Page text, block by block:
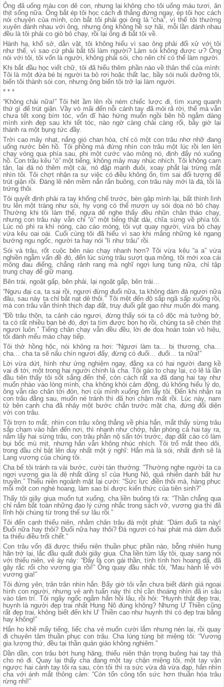
Ông đã uống máu con dê con, nhưng lại không cho tôi uống máu tươi, ăn
thịt sống nữa. Ông bắt ép tôi học cách đi thẳng đứng ngay, ép tôi học cách
nói chuyện của mình, còn bắt tôi phải gọi ông là “cha”, vì thế tôi thường
xuyên đánh nhau với ông, nhưng ông không hề sợ hãi, mỗi lần đánh nhau
đều là tôi phải co giò bỏ chạy, rồi lại ông đi bắt tôi về.
Hành hạ, khổ sở, dằn vặt, tôi không hiểu vì sao ông phải đối xử với tôi
như thế, vì sao cứ phải bắt tôi làm người? Làm sói không được ư? Ông
nói với tôi, tôi vốn là người, không phải sói, cho nên chỉ có thể làm người.
Khi bắt đầu học viết chữ, tôi đã hiểu thêm phần nào về thân thế của mình:
Tôi là một đứa bé bị người ta bỏ rơi hoặc thất lạc, bầy sói nuôi dưỡng tôi,
biến tôi thành sói con, nhưng ông biến tôi trở lại làm người.
* * *
“Không chải nữa!” Tôi hét ầm lên rồi ném chiếc lược đi, tìm xung quanh
thứ gì để trút giận. Vầy vò mãi đến nỗi cánh tay đã mỏi rã rời, thế mà vẫn
chưa tết xong bím tóc, vốn dĩ hào hứng muốn ngồi bên hồ ngắm dáng
mình xinh đẹp sau khi tết tóc, nào ngờ càng chải càng rối, bây giờ lại
thành ra một bụng tức đầy.
Trời cao mây nhạt, nắng gió chan hòa, chỉ có một con trâu nhơ nhỡ đang
uống nước bên hồ. Tôi phồng má đứng nhìn con trâu một lúc rồi len lén
chạy vòng qua phía sau, phi một cước vào mông nó, định đẩy nó xuống
hồ. Con trâu kêu “ò” một tiếng, không mảy may nhúc nhích. Tôi không cam
tân, lại đá nó thêm một cái, nó đập mạnh đuôi, xoay phắt lại trừng mắt
nhìn tôi. Tôi chợt nhận ra sự việc có điều không ổn, tìm sai đối tượng để
trút giận rồi. Đáng lẽ nên mềm nắn rắn buông, con trâu này mới là đá, tôi là
trứng thôi.
Tôi quyết định phải ra tay khống chế trước, bèn gập mình lại, bất thình lình
tru lên một tràng như sói, hy vọng có thể mượn uy sói dọa nó bỏ chạy.
Thường khi tôi làm thế, ngựa dê nghe thấy đều nhũn chân tháo chạy,
nhưng con trâu này vẫn chỉ “ò” một tiếng thật dài, chĩa sừng về phía tôi.
Lúc nó phì ra khí nóng, cào cào móng, tôi vụt quay người, vừa bỏ chạy
vừa kêu oai oái. Cuối cùng tôi đã hiểu vì sao khi mắng những kẻ ngang
bướng ngu ngốc, người ta hay nói “lì như trâu” rồi.
Sói và trâu, rốt cuộc bên nào chạy nhanh hơn? Tôi vừa kêu “a a” vừa
nghiền ngẫm vấn đề đó, đến lúc sừng trâu sượt qua mông, tôi mới xoa cái
mông đau điếng, chẳng rảnh rang mà nghĩ ngợi lung tung nữa, chỉ tập
trung chạy để giữ mạng.
Bên trái, ngoặt gấp, bên phải, lại ngoặt gấp, bên trái…
“Ngưu đại ca, ta sai rồi, ngươi đừng đuổi nữa, ta không dám đá ngươi nữa
đâu, sau này ta chỉ bắt nạt dê thôi.” Tôi mệt đến độ sắp ngã sấp xuống rồi,
mà con trâu vẫn thình thịch đạp đất, truy đuổi gắt gao như muốn đòi mạng.
“Đồ trâu thộn, ta cảnh cáo ngươi, đừng thấy sói ta cô độc mà tưởng bở,
ta có rất nhiều bạn bè đó, đợi ta tìm được bọn họ rồi, chúng ta sẽ chén thịt
ngươi luôn.” Tiếng chân chạy vẫn đều đều, lời đe dọa hoàn toàn vô hiệu,
tôi đành mếu máo chạy tiếp.
Tôi thở hồng hộc, nói không ra hơi: “Ngươi làm ta… bị thương, cha…
cha… cha ta sẽ nấu chín ngươi đấy, đừng có đuổi… đuổi… ta nữa!”
Lời vừa dứt, hình như ứng nghiệm ngay, đằng xa có hai người đang kề
vai đi tới, một trong hai người chính là cha. Tôi gào to chạy lại, có lẽ là lần
đầu tiên thấy tôi sốt sắng đến thế, còn cách rất xa đã dang hai tay như
muốn nhào vào lòng mình, cha không khỏi cảm động, dù không hiểu lý do,
ông vẫn rảo chân tới đón, hơi cúi mình xuống ôm lấy tôi. Đến khi nhận ra
con trâu đằng sau, muốn né tránh thì đã hơi chậm mất rồi. Lúc này, nam
tử bên cạnh cha đã nhảy một bước chắn trước mặt cha, đứng đối diện
với con trâu.
Tôi trợn to mắt, nhìn con trâu xông thẳng về phía hắn, mắt thấy sừng trâu
sắp chạm vào hắn đến nơi, thì nhanh như chớp, hắn phóng cả hai tay ra,
nắm lấy hai sừng trâu, con trâu phẫn nộ sấn tới trước, đạp đất cào cỏ làm
bụi bốc mù mịt, nhưng hắn vẫn không nhúc nhích. Tôi trố mắt theo dõi,
trong đầu chỉ bật lên duy nhất một ý nghĩ: Hắn mà là sói, nhất định sẽ là
Lang vương của chúng tôi.
Cha bế tôi tránh ra vài bước, cười tán thưởng: “Thường nghe người ta ca
ngợi vương gia là đệ nhất dũng sĩ của Hung Nô, quả nhiên danh bất hư
truyền.” Thiếu niên ngoảnh mặt lại cười: “Sức lực điền thôi mà, hàng phục
mỗi một con nghé hoang, làm sao bì được kiến thức của tiên sinh?”
Thấy tôi giãy giụa muốn tụt xuống, cha liền buông tôi ra: “Thần chẳng qua
chỉ nắm bắt toàn những đạo lý cứng nhắc trong sách vở, vương gia thì đã
lĩnh hội chúng từ trong thế sự lâu rồi.”
Tôi đến cạnh thiếu niên, nhằm chân trâu đá một phát: “Dám đuổi ta này!
Đuổi nữa hay thôi? Đuổi nữa hay thôi? Đá ngươi có hai phát mà dám đuổi
ta thiếu điều trối chết.”
Con trâu vốn đã được thiếu niên thuần phục phần nào, bỗng nhiên hung
hãn trở lại, lắc đầu quất đuôi giãy giụa. Cha liền túm lấy tôi, quay sang nói
với thiếu niên, vẻ áy náy: “Đây là con gái thần, tính tình hơi hoang dã, đã
gây rắc rối cho vương gia rồi!” Ông quay đầu nhắc tôi, “Mau hành lễ với
vương gia!”
Tôi đứng yên, trân trân nhìn hắn. Bấy giờ tôi vẫn chưa biết đánh giá ngoại
hình con người, nhưng vẻ anh tuấn này thì chỉ cần thoáng nhìn đã in sâu
vào tâm trí. Tôi ngây ngốc ngắm hắn hồi lâu, rồi hỏi: “Huynh thật đẹp trai,
huynh là người đẹp trai nhất Hung Nô đúng không? Nhưng Ư Thiền cũng
rất đẹp trai, không biết đến khi Ư Thiền cao như huynh thì có đẹp trai bằng
hay không!”
Hắn ho khẽ mấy tiếng, liếc cha vẻ muốn cười lắm nhưng nén lại, rồi quay
đi chuyên tâm thuần phục con trâu. Cha lúng túng bịt miệng tôi: “Vương
gia lượng thứ, đều tại thần quản giáo không nghiêm.”
Dần dần, con trâu bớt hung hăng, thiếu niên thận trọng buông hai tay thả
cho nó đi. Quay lại thấy cha đang một tay chặn miệng tôi, một tay vặn
ngược hai cánh tay tôi ra sau, còn tôi thì ra sức vừa đá vừa đạp, hắn nhìn
cha với ánh mắt thông cảm: “Còn tốn công tốn sức hơn thuần hóa trâu
rừng nhỉ!”